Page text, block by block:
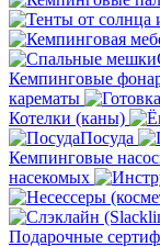
Кемпинговые
карематы
Котелки (каны)
Посуда
Кемпинговые
насекомых
Подарочные